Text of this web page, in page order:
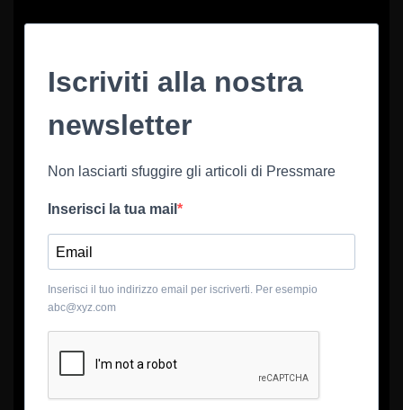
Iscriviti alla nostra
newsletter
Non lasciarti sfuggire gli articoli di Pressmare
Inserisci la tua mail
Inserisci il tuo indirizzo email per iscriverti. Per esempio
abc@xyz.com